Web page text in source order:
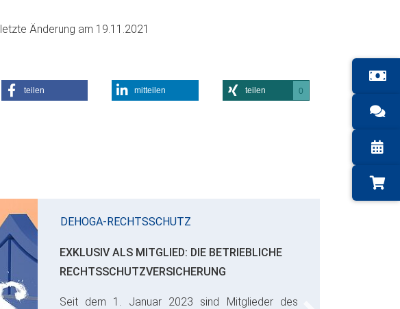
letzte Änderung am 19.11.2021
teilen mitteilen teilen 0
DEHOGA-RECHTSSCHUTZ
EXKLUSIV ALS MITGLIED: DIE BETRIEBLICHE
RECHTSSCHUTZVERSICHERUNG
Seit dem 1. Januar 2023 sind Mitglieder des